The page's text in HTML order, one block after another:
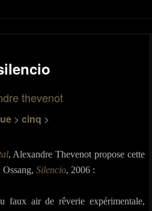
thevenot
> cinq >
, Alexandre Thevenot propose cette
Ossang,Silencio, 2006 :
faux air de rêverie expérimentale,